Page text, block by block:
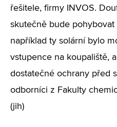
řešitele, firmy INVOS.
skutečně bude pohybovat
například ty solární bylo
vstupence na koupaliště,
dostatečné ochrany před
odborníci z Fakulty
(jih)